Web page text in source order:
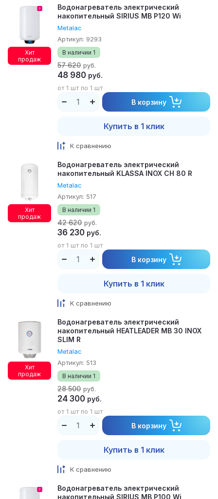
Цена - возрастание
Название - Я-А
Название - А-Я
Хит
продаж
Водонагреватель электрический
накопительный SIRIUS MB P120 Wi
Metalac
Артикул: 9293
В наличии 1
57 620 руб.
48 980 руб.
от 1 шт по 1 шт
В корзину
Купить в 1 клик
К сравнению
Хит
продаж
Водонагреватель электрический
накопительный KLASSA INOX CH 80 R
Metalac
Артикул: 517
В наличии 1
42 620 руб.
36 230 руб.
от 1 шт по 1 шт
В корзину
Купить в 1 клик
К сравнению
Хит
продаж
Водонагреватель электрический
накопительный HEATLEADER MB 30 INOX
SLIM R
Metalac
Артикул: 513
В наличии 1
28 500 руб.
24 300 руб.
от 1 шт по 1 шт
В корзину
Купить в 1 клик
К сравнению
Водонагреватель электрический
накопительный SIRIUS MB P100 Wi